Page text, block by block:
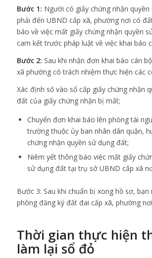
Bước 1: Người có giấy chứng nhận
phải đến UBND cấp xã, phường nơi có
báo về việc mất giấy chứng nhận quyền
cam kết trước pháp luật về việc khai báo
Bước 2: Sau khi nhận đơn khai báo cán
xã phường có trách nhiệm thực hiện các
Xác định số vào sổ cấp giấy chứng nhận
đất của giấy chứng nhận bị mất;
Chuyển đơn khai báo lên phòng tài
trường thuộc ủy ban nhân dân quận,
chứng nhận quyền sử dụng đất;
Niêm yết thông báo việc mất giấy
sử dụng đất tại trụ sở UBND cấp xã
Bước 3: Sau khi chuẩn bị xong hồ sơ, bạn
phòng đăng ký đất đai cấp xã, phường
Thời gian thực hiện
làm lại sổ đỏ